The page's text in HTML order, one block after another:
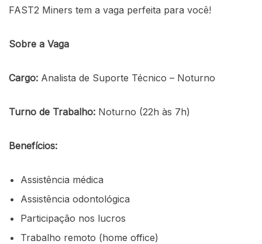
FAST2 Miners tem a vaga perfeita para você!
Sobre a Vaga
Cargo: Analista de Suporte Técnico – Noturno
Turno de Trabalho: Noturno (22h às 7h)
Benefícios:
Assistência médica
Assistência odontológica
Participação nos lucros
Trabalho remoto (home office)